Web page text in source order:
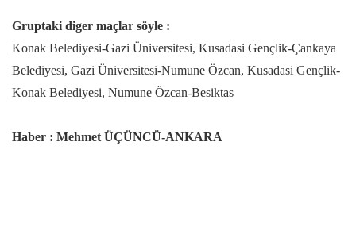
Gruptaki diger maçlar söyle :
Konak Belediyesi-Gazi Üniversitesi, Kusadasi Gençlik-Çankaya
Belediyesi, Gazi Üniversitesi-Numune Özcan, Kusadasi Gençlik-
Konak Belediyesi, Numune Özcan-Besiktas
Haber : Mehmet ÜÇÜNCÜ-ANKARA